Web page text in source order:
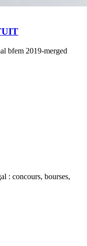
bfem 2019-merged
: concours, bourses,